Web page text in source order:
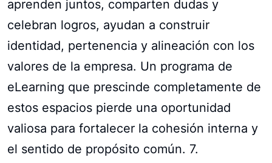
aprenden juntos, comparten dudas y
celebran logros, ayudan a construir
identidad, pertenencia y alineación con los
valores de la empresa. Un programa de
eLearning que prescinde completamente de
estos espacios pierde una oportunidad
valiosa para fortalecer la cohesión interna y
el sentido de propósito común. 7.